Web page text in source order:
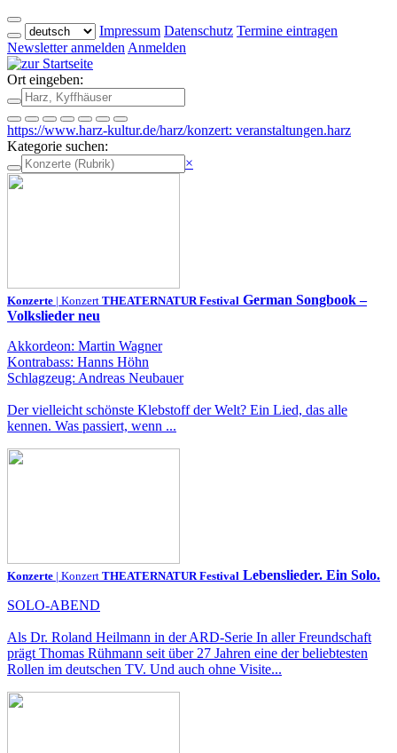
Impressum Datenschutz Termine eintragen
Newsletter anmelden Anmelden
Ort eingeben:
https://www.harz-kultur.de/harz/konzert: veranstaltungen.harz
Kategorie suchen:
×
Konzerte | Konzert THEATERNATUR Festival German Songbook –
Volkslieder neu
Akkordeon: Martin Wagner
Kontrabass: Hanns Höhn
Schlagzeug: Andreas Neubauer
Der vielleicht schönste Klebstoff der Welt? Ein Lied, das alle
kennen. Was passiert, wenn ...
Konzerte | Konzert THEATERNATUR Festival Lebenslieder. Ein Solo.
SOLO-ABEND
Als Dr. Roland Heilmann in der ARD-Serie In aller Freundschaft
prägt Thomas Rühmann seit über 27 Jahren eine der beliebtesten
Rollen im deutschen TV. Und auch ohne Visite...